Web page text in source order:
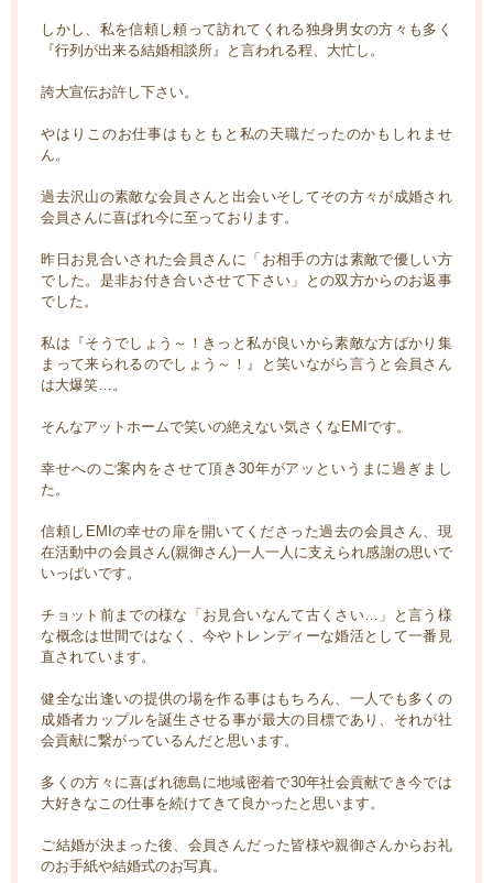
しかし、私を信頼し頼って訪れてくれる独身男女の方々も多く
『行列が出来る結婚相談所』と言われる程、大忙し。
誇大宣伝お許し下さい。
やはりこのお仕事はもともと私の天職だったのかもしれませ
ん。
過去沢山の素敵な会員さんと出会いそしてその方々が成婚され
会員さんに喜ばれ今に至っております。
昨日お見合いされた会員さんに「お相手の方は素敵で優しい方
でした。是非お付き合いさせて下さい」との双方からのお返事
でした。
私は『そうでしょう～！きっと私が良いから素敵な方ばかり集
まって来られるのでしょう～！』と笑いながら言うと会員さん
は大爆笑…。
そんなアットホームで笑いの絶えない気さくなEMIです。
幸せへのご案内をさせて頂き30年がアッというまに過ぎまし
た。
信頼しEMIの幸せの扉を開いてくださった過去の会員さん、現
在活動中の会員さん(親御さん)一人一人に支えられ感謝の思いで
いっぱいです。
チョット前までの様な「お見合いなんて古くさい…」と言う様
な概念は世間ではなく、今やトレンディーな婚活として一番見
直されています。
健全な出逢いの提供の場を作る事はもちろん、一人でも多くの
成婚者カップルを誕生させる事が最大の目標であり、それが社
会貢献に繋がっているんだと思います。
多くの方々に喜ばれ徳島に地域密着で30年社会貢献でき今では
大好きなこの仕事を続けてきて良かったと思います。
ご結婚が決まった後、会員さんだった皆様や親御さんからお礼
のお手紙や結婚式のお写真。